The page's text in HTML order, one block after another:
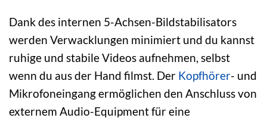
Dank des internen 5-Achsen-Bildstabilisators
werden Verwacklungen minimiert und du kannst
ruhige und stabile Videos aufnehmen, selbst
wenn du aus der Hand filmst. Der Kopfhörer- und
Mikrofoneingang ermöglichen den Anschluss von
externem Audio-Equipment für eine